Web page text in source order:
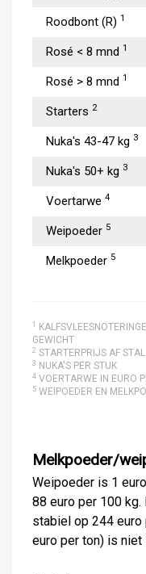
Roodbont (R) 1
Rosé < 8 mnd 1
Rosé > 8 mnd 1
Starters 2
Nuka's 43-47 kg 3
Nuka's 50+ kg 3
Voertarwe 4
Weipoeder 5
Melkpoeder 5
1
GEWICHT
2 STARTERPRIJS AF STAL
3 NUKA'S PER STUK
4 VOERTARWE IN EURO
5 WEIPOEDER EN
Melkpoeder/
Weipoeder is 1
88 euro per 100
stabiel op 244 euro
euro per ton) is